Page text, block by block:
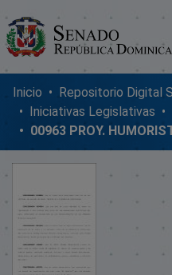
Comunidades
Glosario
Nosotros
Inicio
Iniciativas Legislativas